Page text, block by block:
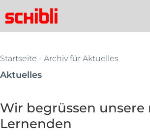
to
main
Schibli-
Kontakt Suchen
Startseite - Archiv für Aktuelles
Aktuelles
Wir begrüssen unsere
Lernenden